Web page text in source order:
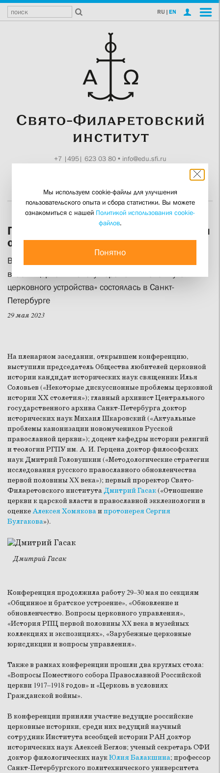
RU | EN
+7 |495| 623 03 80• info@edu.sfi.ru
Проблемы новейшей истории церкви
обсудили в ГМИР
Всероссийская научная конференция «Религия и
власть: церковь в эпоху перемен — поиск путей
церковного устройства» состоялась в Санкт-
Петербурге
29 мая 2023
На пленарном заседании, открывшем конференцию,
выступили председатель Общества любителей церковной
истории кандидат исторических наук священник Илья
Соловьев («Некоторые дискуссионные проблемы церковной
истории ХХ столетия»); главный архивист Центрального
государственного архива Санкт-Петербурга доктор
исторических наук Михаил Шкаровский («Актуальные
проблемы канонизации новомучеников Русской
православной церкви»); доцент кафедры истории религий
и теологии РГПУ им. А. И. Герцена доктор философских
наук Дмитрий Головушкин («Методологические стратегии
исследования русского православного обновленчества
первой половины XX века»); первый проректор Свято-
Филаретовского институтаДмитрий Гасак(«Отношение
церкви к царской власти в православной экклезиологии в
оценкеАлексея Хомяковаипротоиерея Сергия
Булгакова»).
Дмитрий Гасак
Конференция продолжила работу 29–30 мая по секциям
«Общинное и братское устроение», «Обновление и
обновленчество. Вопросы церковного управления»,
«История РПЦ первой половины XX века в музейных
коллекциях и экспозициях», «Зарубежные церковные
юрисдикции и вопросы управления».
Также в рамках конференции прошли два круглых стола:
«Вопросы Поместного собора Православной Российской
церкви 1917–1918 годов» и «Церковь в условиях
Гражданской войны».
В конференции приняли участие ведущие российские
церковные историки, среди них ведущий научный
сотрудник Института всеобщей истории РАН доктор
исторических наук Алексей Беглов; ученый секретарь СФИ
доктор филологических наукЮлия Балакшина; профессор
Санкт-Петербургского политехнического университета
Мы используем cookie-файлы для улучшения
пользовательского опыта и сбора статистики. Вы можете
ознакомиться с нашей Политикой использования cookie-
файлов.
Понятно